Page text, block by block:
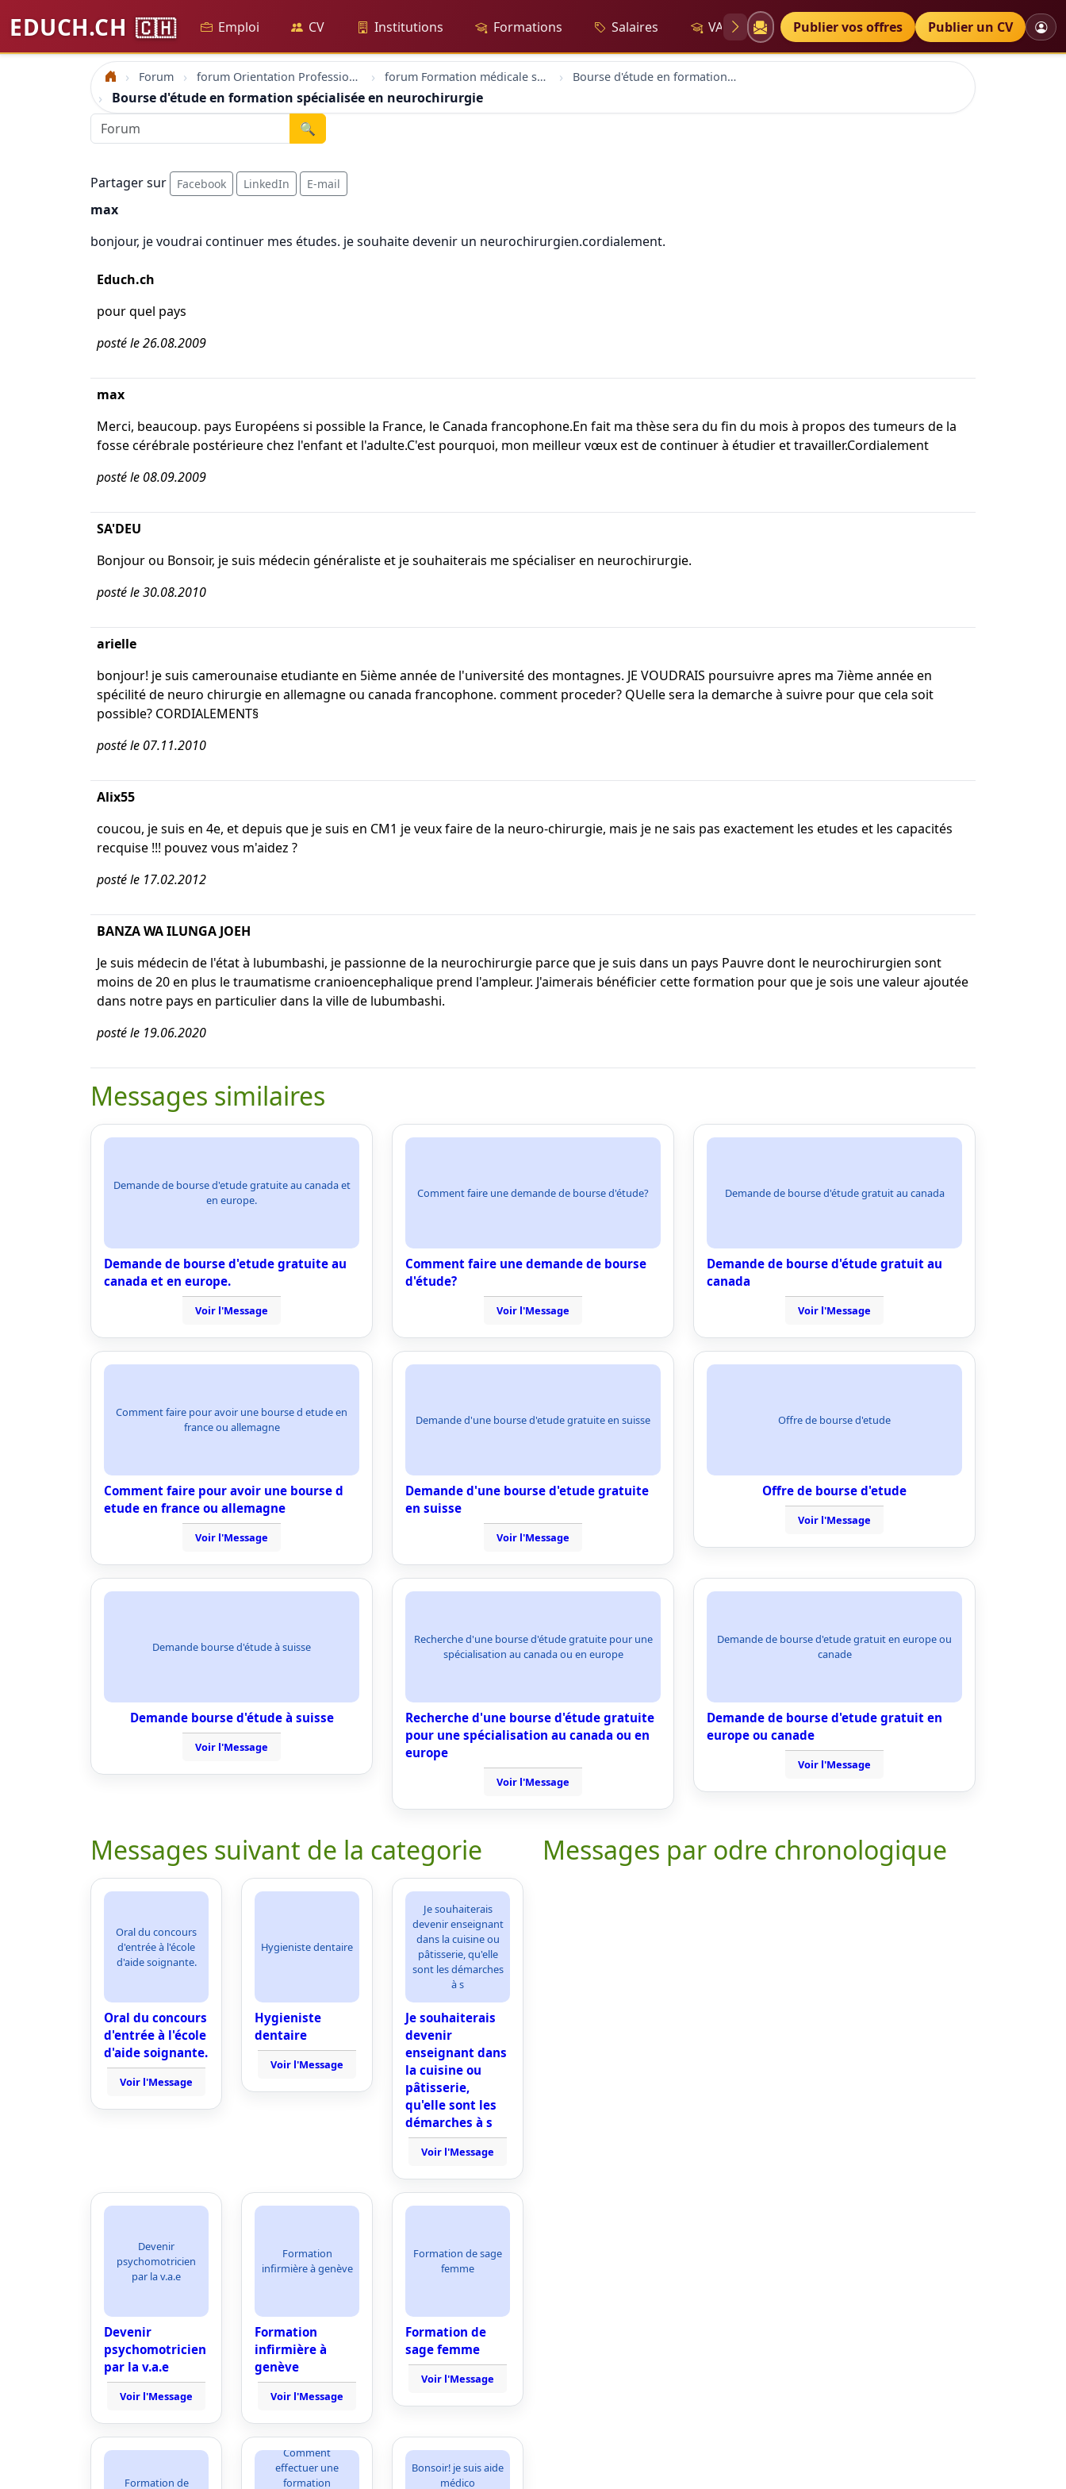
EDUCH.CH 🇨🇭 Emploi CV Institutions Formations Salaires VAE Diplômes Petites annonces
Publier vos offres Publier un CV
Accueil Forum forum Orientation Professionnelle forum Formation médicale santé Bourse d'étude en formation spécialisée en neurochirurgie
Bourse d'étude en formation spécialisée en neurochirurgie
🔍
Partager sur Facebook LinkedIn E-mail
max
bonjour, je voudrai continuer mes études. je souhaite devenir un neurochirurgien.cordialement.
Educh.ch
pour quel pays
posté le 26.08.2009
max
Merci, beaucoup. pays Européens si possible la France, le Canada francophone.En fait ma thèse sera du fin du mois à propos des tumeurs de la
fosse cérébrale postérieure chez l'enfant et l'adulte.C'est pourquoi, mon meilleur vœux est de continuer à étudier et travailler.Cordialement
posté le 08.09.2009
SA'DEU
Bonjour ou Bonsoir, je suis médecin généraliste et je souhaiterais me spécialiser en neurochirurgie.
posté le 30.08.2010
arielle
bonjour! je suis camerounaise etudiante en 5ième année de l'université des montagnes. JE VOUDRAIS poursuivre apres ma 7ième année en
spécilité de neuro chirurgie en allemagne ou canada francophone. comment proceder? QUelle sera la demarche à suivre pour que cela soit
possible? CORDIALEMENT§
posté le 07.11.2010
Alix55
coucou, je suis en 4e, et depuis que je suis en CM1 je veux faire de la neuro-chirurgie, mais je ne sais pas exactement les etudes et les capacités
recquise !!! pouvez vous m'aidez ?
posté le 17.02.2012
BANZA WA ILUNGA JOEH
Je suis médecin de l'état à lubumbashi, je passionne de la neurochirurgie parce que je suis dans un pays Pauvre dont le neurochirurgien sont
moins de 20 en plus le traumatisme cranioencephalique prend l'ampleur. J'aimerais bénéficier cette formation pour que je sois une valeur ajoutée
dans notre pays en particulier dans la ville de lubumbashi.
posté le 19.06.2020
Messages similaires
Demande de bourse d'etude gratuite au canada et
en europe.
Demande de bourse d'etude gratuite au
canada et en europe.
Voir l'Message
Comment faire une demande de bourse d'étude?
Comment faire une demande de bourse
d'étude?
Voir l'Message
Demande de bourse d'étude gratuit au canada
Demande de bourse d'étude gratuit au
canada
Voir l'Message
Comment faire pour avoir une bourse d etude en
france ou allemagne
Comment faire pour avoir une bourse d
etude en france ou allemagne
Voir l'Message
Demande d'une bourse d'etude gratuite en suisse
Demande d'une bourse d'etude gratuite
en suisse
Voir l'Message
Offre de bourse d'etude
Offre de bourse d'etude
Voir l'Message
Demande bourse d'étude à suisse
Demande bourse d'étude à suisse
Voir l'Message
Recherche d'une bourse d'étude gratuite pour une
spécialisation au canada ou en europe
Recherche d'une bourse d'étude gratuite
pour une spécialisation au canada ou en
europe
Voir l'Message
Demande de bourse d'etude gratuit en europe ou
canade
Demande de bourse d'etude gratuit en
europe ou canade
Voir l'Message
Messages suivant de la categorie
Oral du concours
d'entrée à l'école
d'aide soignante.
Oral du concours
d'entrée à l'école
d'aide soignante.
Voir l'Message
Hygieniste dentaire
Hygieniste
dentaire
Voir l'Message
Je souhaiterais
devenir enseignant
dans la cuisine ou
pâtisserie, qu'elle
sont les démarches
à s
Je souhaiterais
devenir
enseignant dans
la cuisine ou
pâtisserie,
qu'elle sont les
démarches à s
Voir l'Message
Devenir
psychomotricien
par la v.a.e
Devenir
psychomotricien
par la v.a.e
Voir l'Message
Formation
infirmière à genève
Formation
infirmière à
genève
Voir l'Message
Formation de sage
femme
Formation de
sage femme
Voir l'Message
Formation de
Comment
effectuer une
formation
Bonsoir! je suis aide
médico
Messages par odre chronologique